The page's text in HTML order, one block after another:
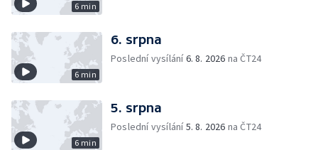
6 min
6 min
6. srpna
Poslední vysílání6. 8. 2026 na ČT24
6 min
5. srpna
Poslední vysílání5. 8. 2026 na ČT24